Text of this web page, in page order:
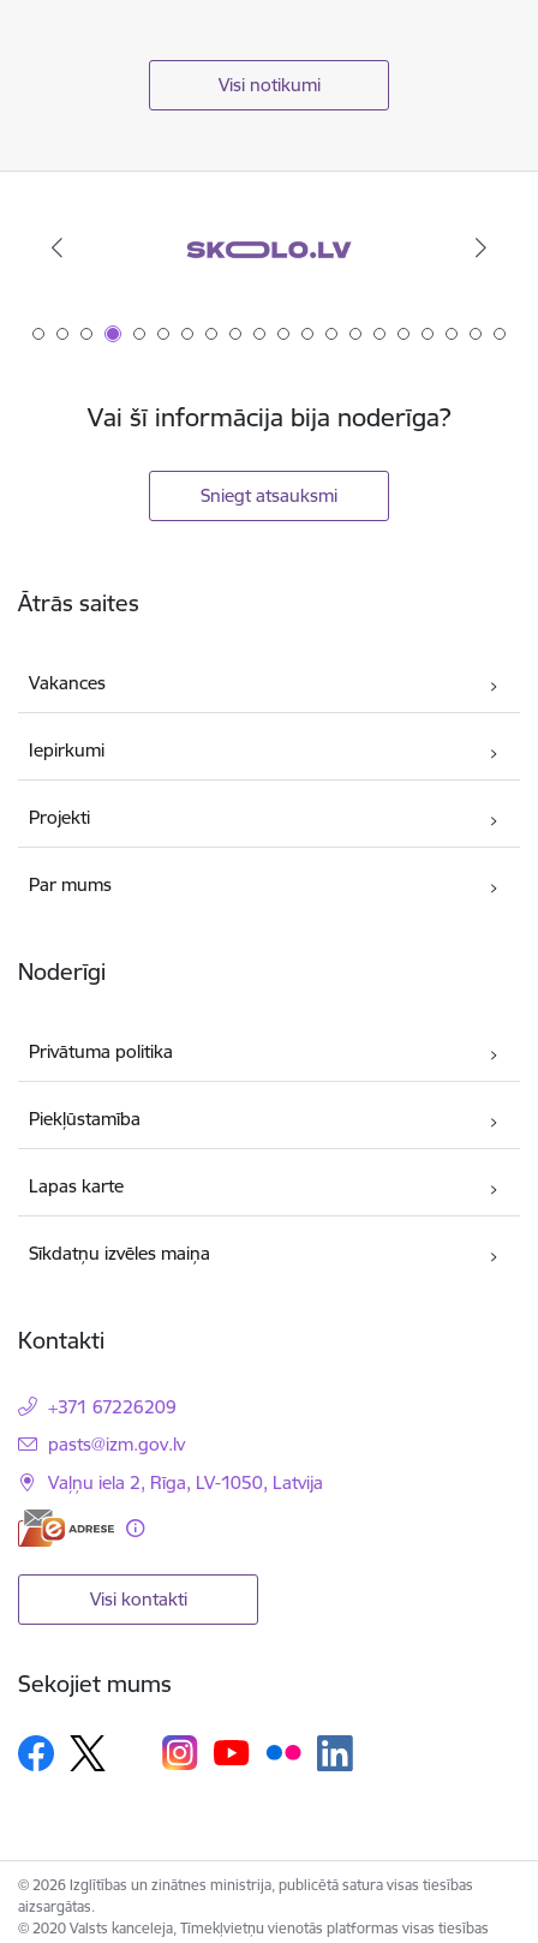
Visi notikumi
Vai šī informācija bija noderīga?
Sniegt atsauksmi
Ātrās saites
Vakances
Iepirkumi
Projekti
Par mums
Noderīgi
Privātuma politika
Piekļūstamība
Lapas karte
Sīkdatņu izvēles maiņa
Kontakti
+371 67226209
E-pasts:
pasts@izm.gov.lv
Vaļņu iela 2, Rīga, LV-1050, Latvija
Visi kontakti
Sekojiet mums
© 2026 Izglītības un zinātnes ministrija, publicētā satura visas tiesības
aizsargātas.
© 2020 Valsts kanceleja, Tīmekļvietņu vienotās platformas visas tiesības